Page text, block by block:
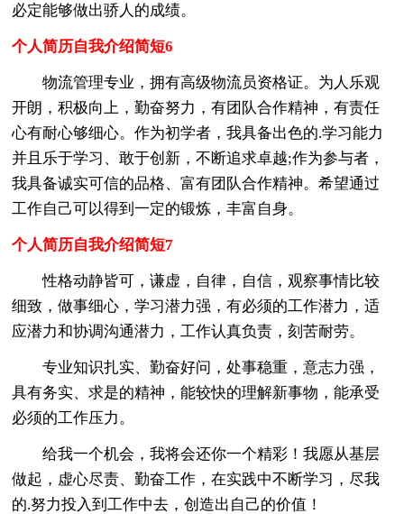
必定能够做出骄人的成绩。
个人简历自我介绍简短6
物流管理专业，拥有高级物流员资格证。为人乐观
开朗，积极向上，勤奋努力，有团队合作精神，有责任
心有耐心够细心。作为初学者，我具备出色的.学习能力
并且乐于学习、敢于创新，不断追求卓越;作为参与者，
我具备诚实可信的品格、富有团队合作精神。希望通过
工作自己可以得到一定的锻炼，丰富自身。
个人简历自我介绍简短7
性格动静皆可，谦虚，自律，自信，观察事情比较
细致，做事细心，学习潜力强，有必须的工作潜力，适
应潜力和协调沟通潜力，工作认真负责，刻苦耐劳。
专业知识扎实、勤奋好问，处事稳重，意志力强，
具有务实、求是的精神，能较快的理解新事物，能承受
必须的工作压力。
给我一个机会，我将会还你一个精彩！我愿从基层
做起，虚心尽责、勤奋工作，在实践中不断学习，尽我
的.努力投入到工作中去，创造出自己的价值！